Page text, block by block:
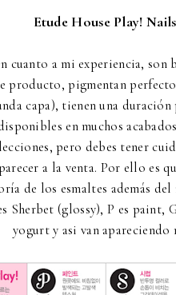
Etude House Play! Nails
cuanto a mi experiencia, son
producto, pigmentan
capa), tienen una
en muchos
pero debes tener
a la venta. Por ello es
de los esmaltes además
Sherbet (glossy), P es paint,
yogurt y asi van apareciendo